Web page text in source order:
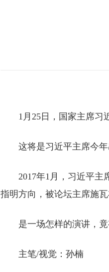
1月25日，国家主席习近
这将是习近平主席今年
2017年1月，习近平主席
指明方向，被论坛主席施
是一场怎样的演讲，竟
主笔/视觉：孙楠